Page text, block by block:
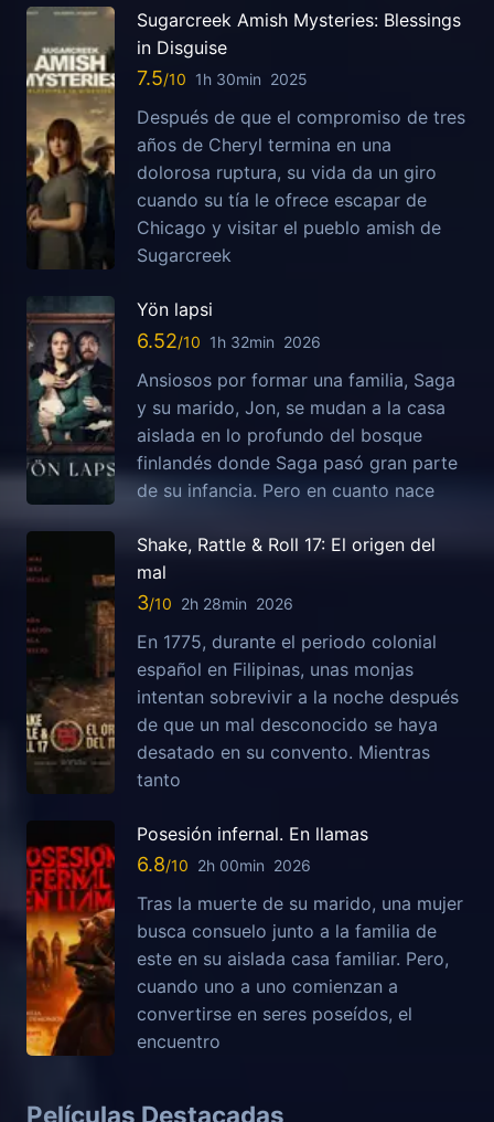
Sugarcreek Amish Mysteries: Blessings
in Disguise
7.5 1h 30min 2025
Después de que el compromiso de tres
años de Cheryl termina en una
dolorosa ruptura, su vida da un giro
cuando su tía le ofrece escapar de
Chicago y visitar el pueblo amish de
Sugarcreek
Yön lapsi
6.52 1h 32min 2026
Ansiosos por formar una familia, Saga
y su marido, Jon, se mudan a la casa
aislada en lo profundo del bosque
finlandés donde Saga pasó gran parte
de su infancia. Pero en cuanto nace
Shake, Rattle & Roll 17: El origen del
mal
3 2h 28min 2026
En 1775, durante el periodo colonial
español en Filipinas, unas monjas
intentan sobrevivir a la noche después
de que un mal desconocido se haya
desatado en su convento. Mientras
tanto
Posesión infernal. En llamas
6.8 2h 00min 2026
Tras la muerte de su marido, una mujer
busca consuelo junto a la familia de
este en su aislada casa familiar. Pero,
cuando uno a uno comienzan a
convertirse en seres poseídos, el
encuentro
Películas Destacadas